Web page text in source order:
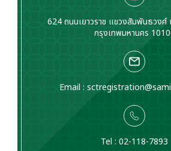
624 ถนนเยาวราช แขวงสัมพันธวง
กรุงเทพมหานคร
Email :
Tel : 02-118-7893